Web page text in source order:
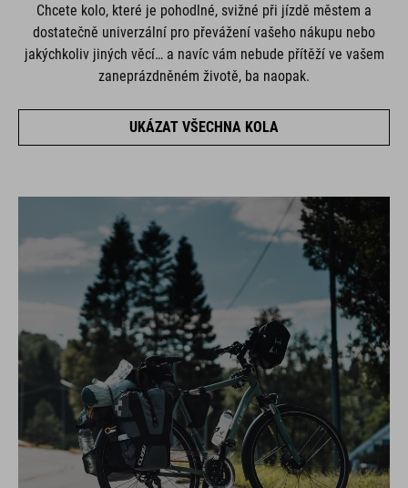
Chcete kolo, které je pohodlné, svižné při jízdě městem a
dostatečně univerzální pro převážení vašeho nákupu nebo
jakýchkoliv jiných věcí… a navíc vám nebude přítěží ve vašem
zaneprázdněném životě, ba naopak.
UKÁZAT VŠECHNA KOLA